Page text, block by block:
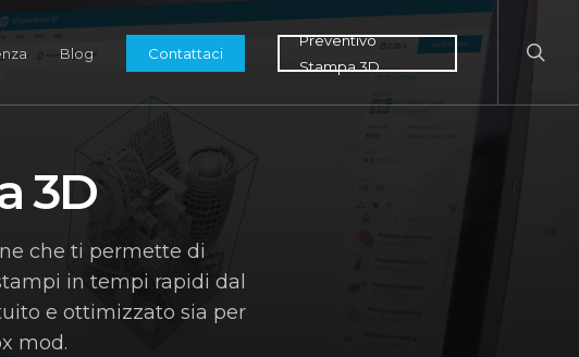
Blog Contattaci
Preventivo
Stampa 3D
3D
che ti permette di
in tempi rapidi dal
e ottimizzato sia per
mod.